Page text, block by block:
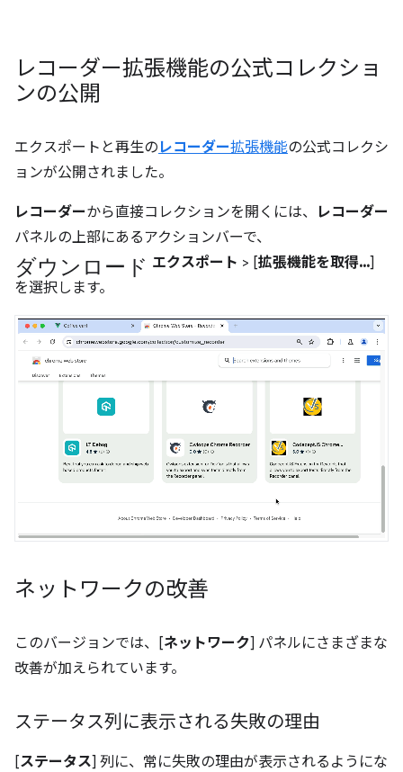
レコーダー拡張機能の公式コレクショ
ンの公開
エクスポートと再生の レコーダー拡張機能の公式コレクシ
ョンが公開されました。
レコーダーから直接コレクションを開くには、
レコーダー
パネルの上部にあるアクションバーで、
ダウンロード エクスポート > [拡張機能を取得...]
を選択します。
ネットワークの改善
このバージョンでは、[ネットワーク] パネルにさまざまな
改善が加えられています。
ステータス列に表示される失敗の理由
[ステータス] 列に、常に失敗の理由が表示されるようにな